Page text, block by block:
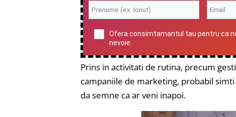
Ofera consimtamantul tau pentru ca
nevoie.
Prins in activitati de rutina, precum
campaniile de marketing, probabil
da semne ca ar veni inapoi.